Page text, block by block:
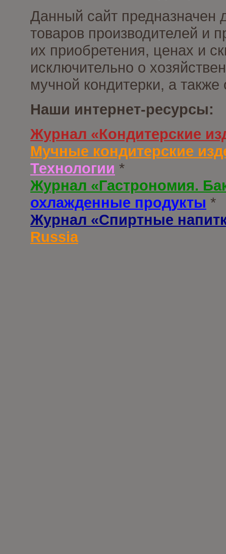
Данный сайт предназначен
товаров производителей и
их приобретения, ценах и
исключительно о
мучной кондитерки, а
Наши интернет-ресурсы:
Журнал «Кондитерские
Мучные кондитерские
Технологии *
Журнал «Гастрономия.
охлажденные продукты *
Журнал «Спиртные
Russia